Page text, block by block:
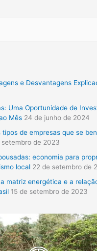
e Desvantagens
Uma Oportunidade de
Mês 24 de junho de 2024
de empresas que se
setembro de 2023
economia para
local 22 de setembro de
matriz energética e a
15 de setembro de 2023